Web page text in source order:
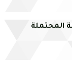
المحتملة